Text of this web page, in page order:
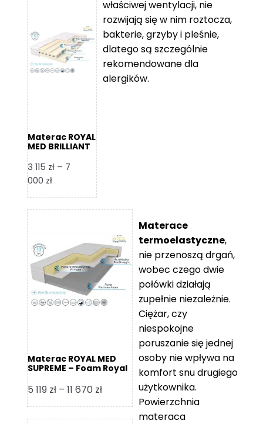
4
570 zł
360 zł
do
8
739 zł
Materac ROYAL
MED BRILLIANT
3 115 zł – 7
000 złZakres
od
7
000 zł
właściwej wentylacji, nie
rozwijają się w nim roztocza,
bakterie, grzyby i pleśnie,
dlatego są szczególnie
rekomendowane dla
alergików.
Materac ROYAL MED
SUPREME – Foam Royal
5 119 zł – 11 670 złZakres
cen:
od
Materace
termoelastyczne,
nie przenoszą drgań,
wobec czego dwie
połówki działają
zupełnie niezależnie.
Ciężar, czy
niespokojne
poruszanie się jednej
osoby nie wpływa na
komfort snu drugiego
użytkownika.
Powierzchnia
materaca